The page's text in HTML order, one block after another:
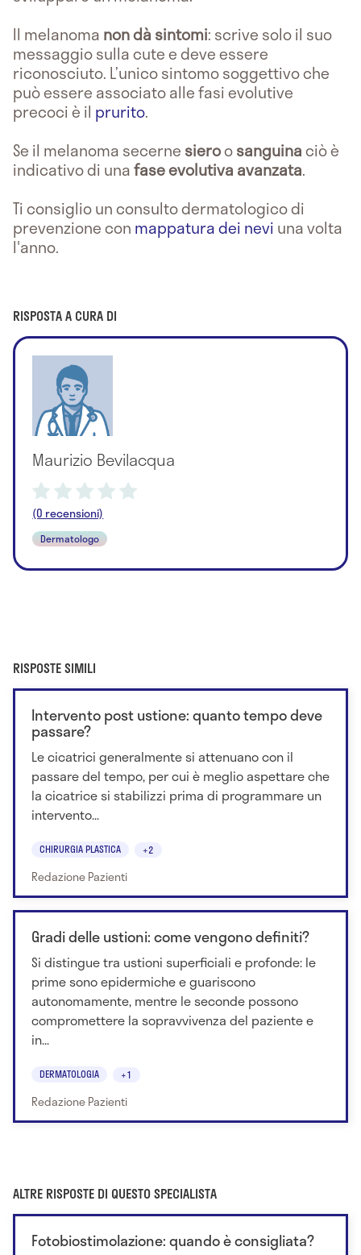
Il melanoma non dà sintomi: scrive solo il suo
messaggio sulla cute e deve essere
riconosciuto. L’unico sintomo soggettivo che
può essere associato alle fasi evolutive
precoci è il prurito.
Se il melanoma secerne sieroosanguinaciò è
indicativo di unafase evolutiva avanzata.
Ti consiglio un consulto dermatologico di
prevenzione con mappatura dei nevi una volta
l'anno.
RISPOSTA A CURA DI
Maurizio Bevilacqua
(0 recensioni)
Dermatologo
RISPOSTE SIMILI
Intervento post ustione: quanto tempo deve
passare?
Le cicatrici generalmente si attenuano con il
passare del tempo, per cui è meglio aspettare che
la cicatrice si stabilizzi prima di programmare un
intervento...
CHIRURGIA PLASTICA +2
Redazione Pazienti
Gradi delle ustioni: come vengono definiti?
Si distingue tra ustioni superficiali e profonde: le
prime sono epidermiche e guariscono
autonomamente, mentre le seconde possono
compromettere la sopravvivenza del paziente e
in...
DERMATOLOGIA +1
Redazione Pazienti
ALTRE RISPOSTE DI QUESTO SPECIALISTA
Fotobiostimolazione: quando è consigliata?